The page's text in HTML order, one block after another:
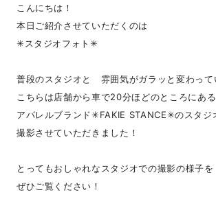
こんにちは！
本日ご紹介させていただくのは
✳︎スタジオフォト✳︎
普段のスタジオと 雰囲気がガラッと変わって
こちらは店舗から車で20分ほどのところにある
アパレルブランド✳︎FAKIE STANCE✳︎のスタジ
撮影させていただきました！
とってもおしゃれなスタジオでの撮影の様子を
ぜひご覧ください！